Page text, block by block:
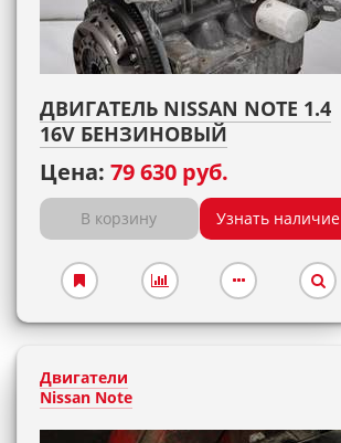
ДВИГАТЕЛЬ NISSAN NOTE 1.4
16V БЕНЗИНОВЫЙ
Цена: 79 630 руб.
В корзину Узнать наличие
Двигатели
Nissan Note